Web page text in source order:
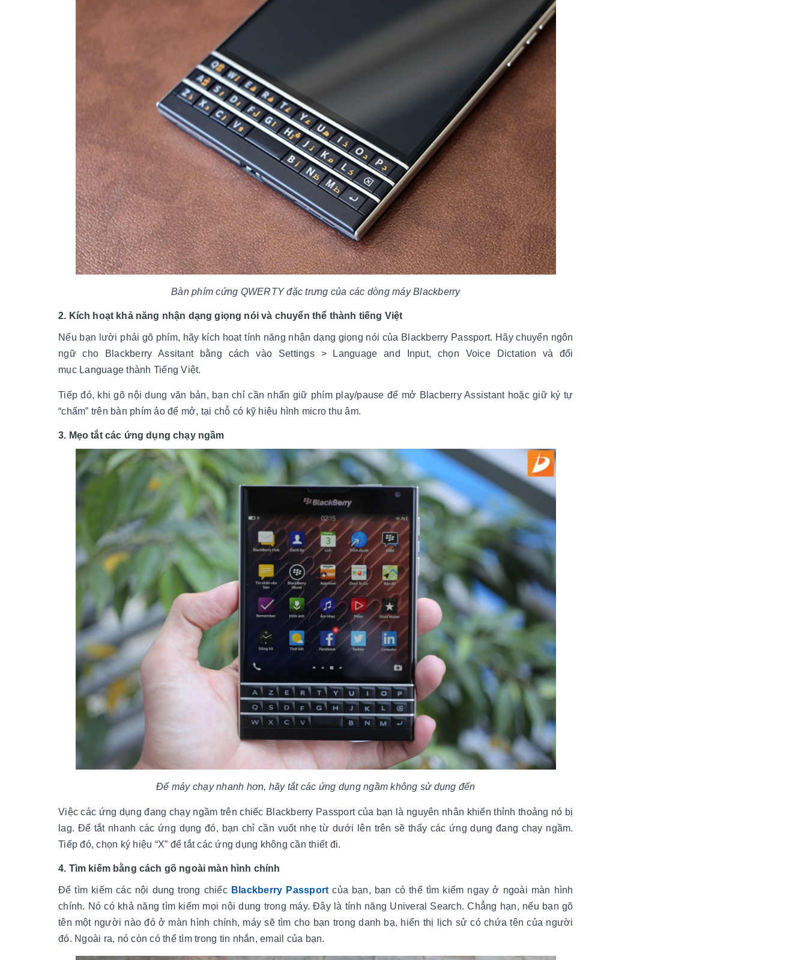
Bàn phím cứng QWERTY đặc trưng của các dòng máy Blackberry
2. Kích hoạt khả năng nhận dạng giọng nói và chuyển thể thành tiếng Việt
Nếu bạn lười phải gõ phím, hãy kích hoạt tính năng nhận dạng giọng nói của Blackberry Passport. Hãy chuyển ngôn
ngữ cho Blackberry Assitant bằng cách vào Settings > Language and Input, chọn Voice Dictation và đổi
mục Language thành Tiếng Việt.
Tiếp đó, khi gõ nội dung văn bản, bạn chỉ cần nhấn giữ phím play/pause để mở Blacberry Assistant hoặc giữ ký tự
“chấm” trên bàn phím ảo để mở, tại chỗ có kỹ hiệu hình micro thu âm.
3. Mẹo tắt các ứng dụng chạy ngầm
Để máy chạy nhanh hơn, hãy tắt các ứng dụng ngầm không sử dụng đến
Việc các ứng dụng đang chạy ngầm trên chiếc Blackberry Passport của bạn là nguyên nhân khiến thỉnh thoảng nó bị
lag. Để tắt nhanh các ứng dụng đó, bạn chỉ cần vuốt nhẹ từ dưới lên trên sẽ thấy các ứng dụng đang chạy ngầm.
Tiếp đó, chọn ký hiệu “X” để tắt các ứng dụng không cần thiết đi.
4. Tìm kiếm bằng cách gõ ngoài màn hình chính
Để tìm kiếm các nội dung trong chiếc Blackberry Passportcủa bạn, bạn có thể tìm kiếm ngay ở ngoài màn hình
chính. Nó có khả năng tìm kiếm mọi nội dung trong máy. Đây là tính năng Univeral Search. Chẳng hạn, nếu bạn gõ
tên một người nào đó ở màn hình chính, máy sẽ tìm cho bạn trong danh bạ, hiển thị lịch sử có chứa tên của người
đó. Ngoài ra, nó còn có thể tìm trong tin nhắn, email của bạn.